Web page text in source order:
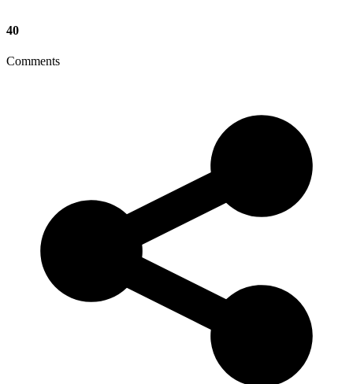
40
Comments